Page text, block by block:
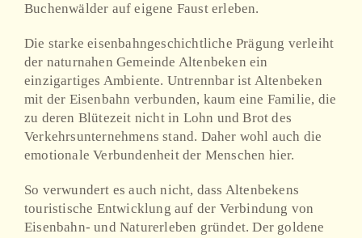
Buchenwälder auf eigene Faust erleben.
Die starke eisenbahngeschichtliche Prägung verleiht
der naturnahen Gemeinde Altenbeken ein
einzigartiges Ambiente. Untrennbar ist Altenbeken
mit der Eisenbahn verbunden, kaum eine Familie, die
zu deren Blütezeit nicht in Lohn und Brot des
Verkehrsunternehmens stand. Daher wohl auch die
emotionale Verbundenheit der Menschen hier.
So verwundert es auch nicht, dass Altenbekens
touristische Entwicklung auf der Verbindung von
Eisenbahn- und Naturerleben gründet. Der goldene